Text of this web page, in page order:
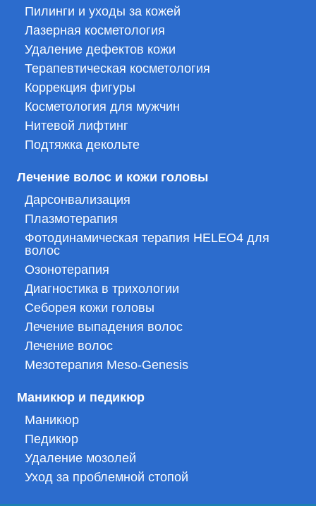
Пилинги и уходы за кожей
Лазерная косметология
Удаление дефектов кожи
Терапевтическая косметология
Коррекция фигуры
Косметология для мужчин
Нитевой лифтинг
Подтяжка декольте
Лечение волос и кожи головы
Дарсонвализация
Плазмотерапия
Фотодинамическая терапия HELEO4 для
волос
Озонотерапия
Диагностика в трихологии
Себорея кожи головы
Лечение выпадения волос
Лечение волос
Мезотерапия Meso-Genesis
Маникюр и педикюр
Маникюр
Педикюр
Удаление мозолей
Уход за проблемной стопой